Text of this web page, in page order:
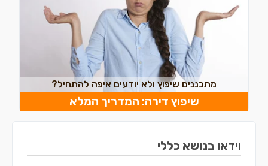
מתכננים שיפוץ ולא יודעים איפה להתחיל?
שיפוץ דירה: המדריך המלא
וידאו בנושא כללי